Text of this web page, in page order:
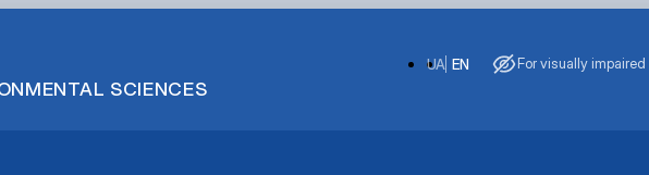
SCIENCES
EN
UA For visually impaired